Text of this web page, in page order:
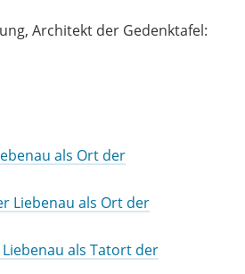
Architekt der Gedenktafel:
als Ort der
Liebenau als Ort der
als Tatort der